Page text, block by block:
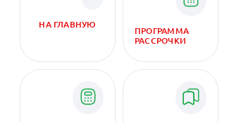
НА ГЛАВНУЮ
ПРОГРАММА
РАССРОЧКИ